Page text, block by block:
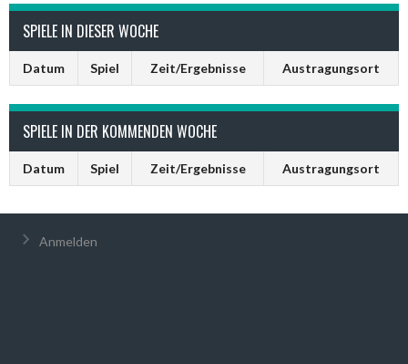
SPIELE IN DIESER WOCHE
Datum Spiel Zeit/Ergebnisse Austragungsort
SPIELE IN DER KOMMENDEN WOCHE
Datum Spiel Zeit/Ergebnisse Austragungsort
Anmelden